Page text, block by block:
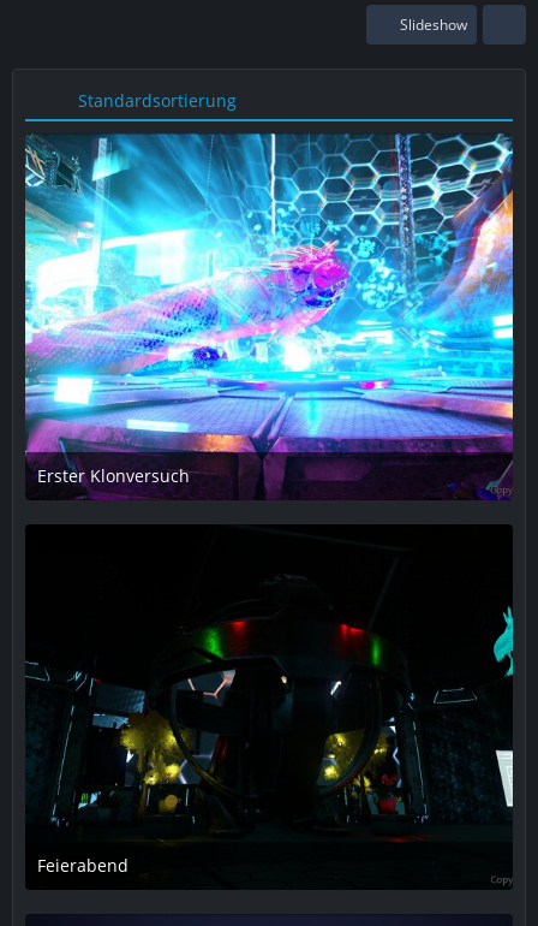
Slideshow
Standardsortierung
Erster Klonversuch
15. Juli 2018 um 23:55
1
Feierabend
20. Juli 2018 um 00:08